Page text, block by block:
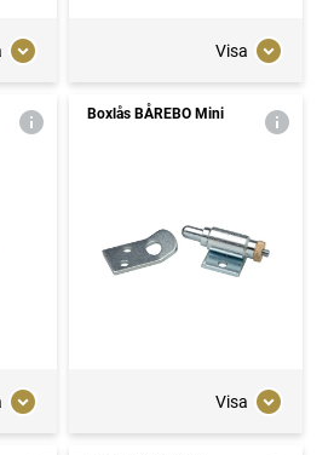
Visa
Boxlås BÅREBO Mini
Visa